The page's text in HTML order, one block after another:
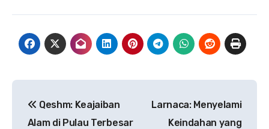
pos
Qeshm: Keajaiban
Alam di Pulau Terbesar
Larnaca: Menyelami
Keindahan yang